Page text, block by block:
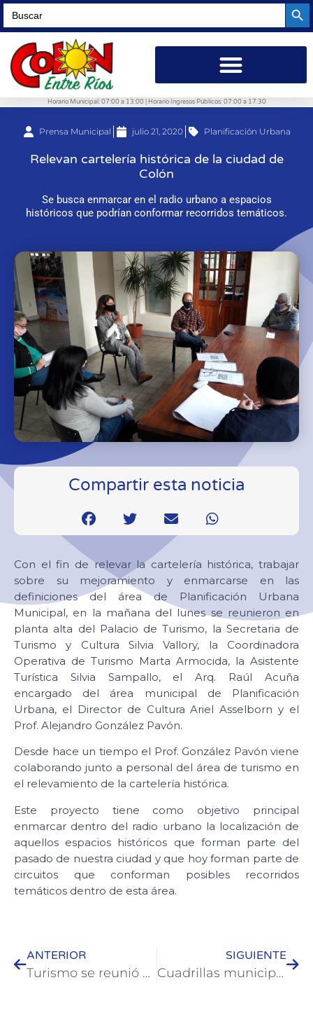
Search
for:
Horario Municipal: 07:00 a 13:00 | Horario Ingresos Públicos: 07:00 a 17:30
Prensa Municipal julio 21, 2020 Planificación Urbana
Relevan cartelería histórica de la ciudad de
Colón
Se busca enmarcar en el radio urbano a espacios
históricos que podrían conformar recorridos temáticos.
Compartir esta noticia
Con el fin de relevar la cartelería histórica, trabajar
sobre su mejoramiento y enmarcarse en las
definiciones del área de Planificación Urbana
Municipal, en la mañana del lunes se reunieron en
planta alta del Palacio de Turismo, la Secretaria de
Turismo y Cultura Silvia Vallory, la Coordinadora
Operativa de Turismo Marta Armocida, la Asistente
Turística Silvia Sampallo, el Arq. Raúl Acuña
encargado del área municipal de Planificación
Urbana, el Director de Cultura Ariel Asselborn y el
Prof. Alejandro González Pavón.
Desde hace un tiempo el Prof. González Pavón viene
colaborando junto a personal del área de turismo en
el relevamiento de la cartelería histórica.
Este proyecto tiene como objetivo principal
enmarcar dentro del radio urbano la localización de
aquellos espacios históricos que forman parte del
pasado de nuestra ciudad y que hoy forman parte de
circuitos que conforman posibles recorridos
temáticos dentro de esta área.
ANTERIOR
Turismo se reunió con centros de alquileres turísticos de Colón
SIGUIENTE
Cuadrillas municipales realizan tareas de mantenimiento urbano